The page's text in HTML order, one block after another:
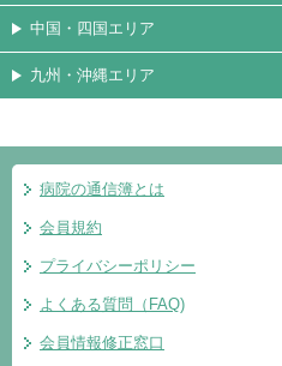
中国・四国エリア
九州・沖縄エリア
病院の通信簿とは
会員規約
プライバシーポリシー
よくある質問（FAQ)
会員情報修正窓口